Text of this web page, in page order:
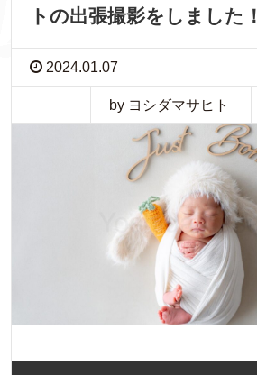
トの出張撮影をしました！
2024.01.07
by ヨシダマサヒト